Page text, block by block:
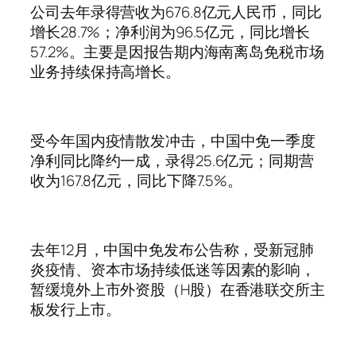
公司去年录得营收为676.8亿元人民币，同比
增长28.7%；净利润为96.5亿元，同比增长
57.2%。主要是因报告期内海南离岛免税市场
业务持续保持高增长。
受今年国内疫情散发冲击，中国中免一季度
净利同比降约一成，录得25.6亿元；同期营
收为167.8亿元，同比下降7.5%。
去年12月，中国中免发布公告称，受新冠肺
炎疫情、资本市场持续低迷等因素的影响，
暂缓境外上市外资股（H股）在香港联交所主
板发行上市。